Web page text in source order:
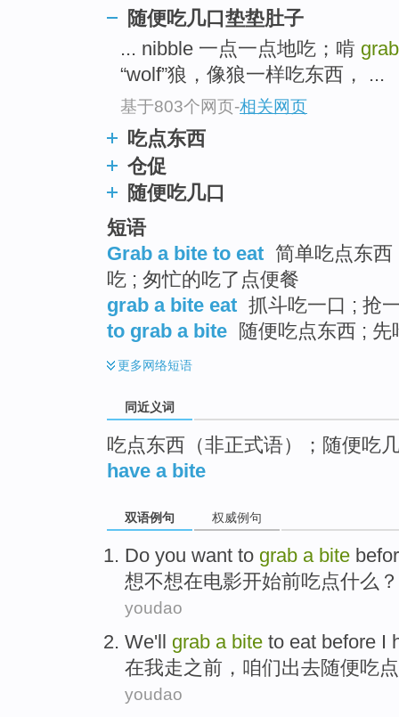
随便吃几口垫垫肚子
... nibble 一点一点地吃；啃
“wolf”狼，像狼一样吃东西， ...
基于803个网页-相关网页
吃点东西
仓促
随便吃几口
短语
Grab a bite to eat 简单吃点东
吃 ; 匆忙的吃了点便餐
grab a bite eat 抓斗吃一口 ; 抢
to grab a bite 随便吃点东西 ; 先
更多网络短语
同近义词
吃点东西（非正式语）；随便吃
have a bite
双语例句 权威例句
Do you want to grab a bite
想不想在电影开始前吃点什么？
youdao
We'll grab a bite to eat before I
在我走之前 ， 咱们出去随便吃
youdao